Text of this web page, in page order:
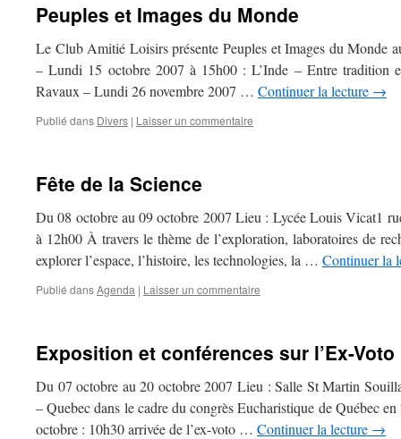
Peuples et Images du Monde
Le Club Amitié Loisirs présente Peuples et Images du Monde
– Lundi 15 octobre 2007 à 15h00 : L’Inde – Entre tradition
Ravaux – Lundi 26 novembre 2007 … Continuer la lecture →
Publié dans Divers | Laisser un commentaire
Fête de la Science
Du 08 octobre au 09 octobre 2007 Lieu : Lycée Louis Vicat1
à 12h00 À travers le thème de l’exploration, laboratoires de
explorer l’espace, l’histoire, les technologies, la … Continuer la
Publié dansAgenda | Laisser un commentaire
Exposition et conférences sur l’Ex-Voto
Du 07 octobre au 20 octobre 2007 Lieu : Salle St Martin
– Quebec dans le cadre du congrès Eucharistique de Québec
octobre : 10h30 arrivée de l’ex-voto … Continuer la lecture →